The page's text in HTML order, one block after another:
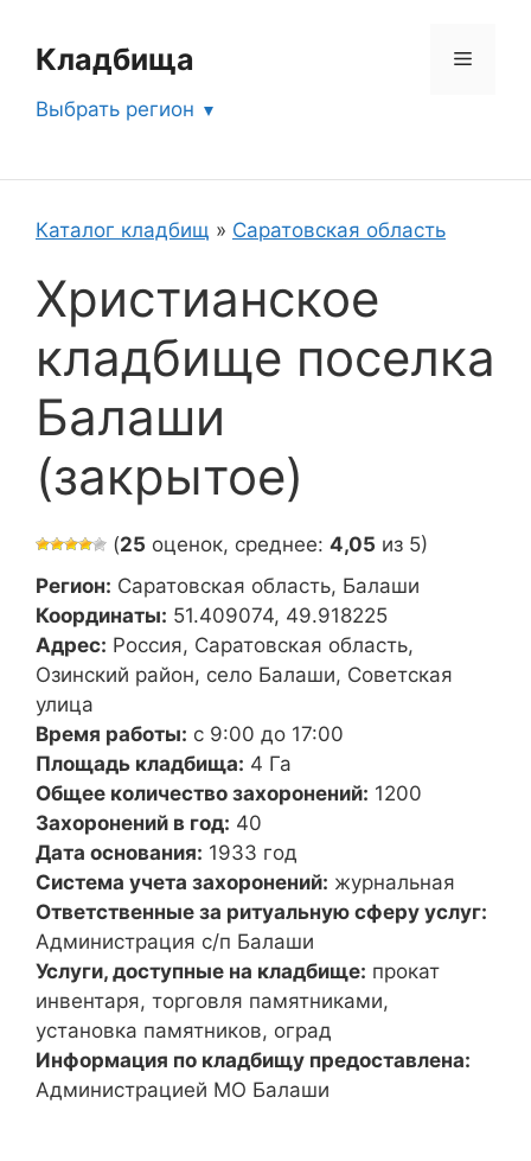
содержимому
Кладбища Меню
Выбрать регион
Каталог кладбищ » Саратовская область
Христианское
кладбище поселка
Балаши
(закрытое)
(25 оценок, среднее: 4,05 из 5)
Регион: Саратовская область, Балаши
Координаты: 51.409074, 49.918225
Адрес: Россия, Саратовская область,
Озинский район, село Балаши, Советская
улица
Время работы: с 9:00 до 17:00
Площадь кладбища: 4 Га
Общее количество захоронений: 1200
Захоронений в год: 40
Дата основания: 1933 год
Система учета захоронений: журнальная
Ответственные за ритуальную сферу услуг:
Администрация с/п Балаши
Услуги, доступные на кладбище: прокат
инвентаря, торговля памятниками,
установка памятников, оград
Информация по кладбищу предоставлена:
Администрацией МО Балаши